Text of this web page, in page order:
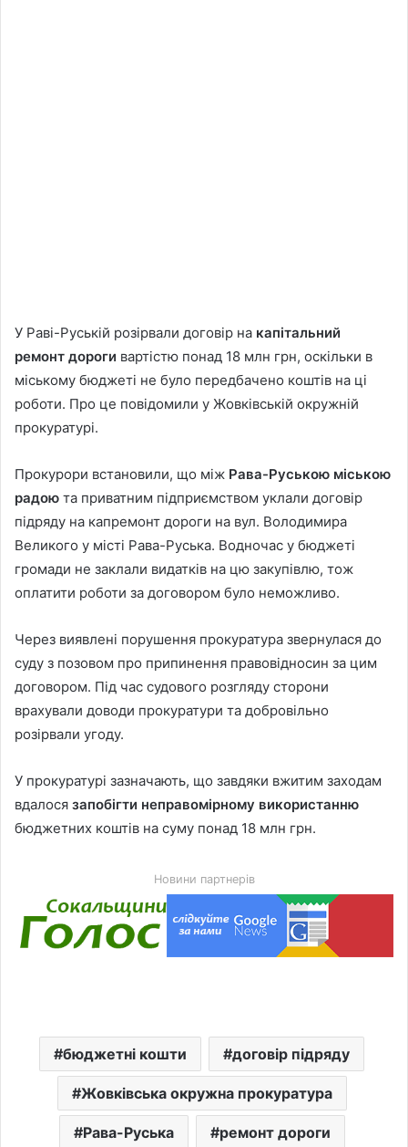
У Раві-Руській розірвали договір на капітальний
ремонт дороги вартістю понад 18 млн грн, оскільки в
міському бюджеті не було передбачено коштів на ці
роботи. Про це повідомили у Жовківській окружній
прокуратурі.
Прокурори встановили, що між Рава-Руською міською
радою та приватним підприємством уклали договір
підряду на капремонт дороги на вул. Володимира
Великого у місті Рава-Руська. Водночас у бюджеті
громади не заклали видатків на цю закупівлю, тож
оплатити роботи за договором було неможливо.
Через виявлені порушення прокуратура звернулася до
суду з позовом про припинення правовідносин за цим
договором. Під час судового розгляду сторони
врахували доводи прокуратури та добровільно
розірвали угоду.
У прокуратурі зазначають, що завдяки вжитим заходам
вдалося запобігти неправомірному використанню
бюджетних коштів на суму понад 18 млн грн.
Новини партнерів
бюджетні кошти договір підряду
Жовківська окружна прокуратура
Рава-Руська ремонт дороги